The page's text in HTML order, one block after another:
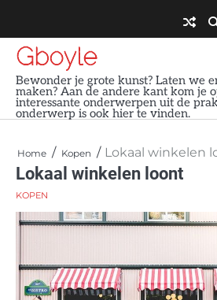
content
Gboyle
Bewonder je grote kunst? Laten we
maken? Aan de andere kant kom je
interessante onderwerpen uit de
onderwerp is ook hier te vinden.
Home Kopen Lokaal winkelen
Lokaal winkelen loont
KOPEN